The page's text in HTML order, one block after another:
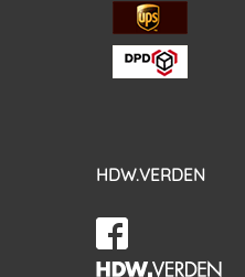
HDW.VERDEN